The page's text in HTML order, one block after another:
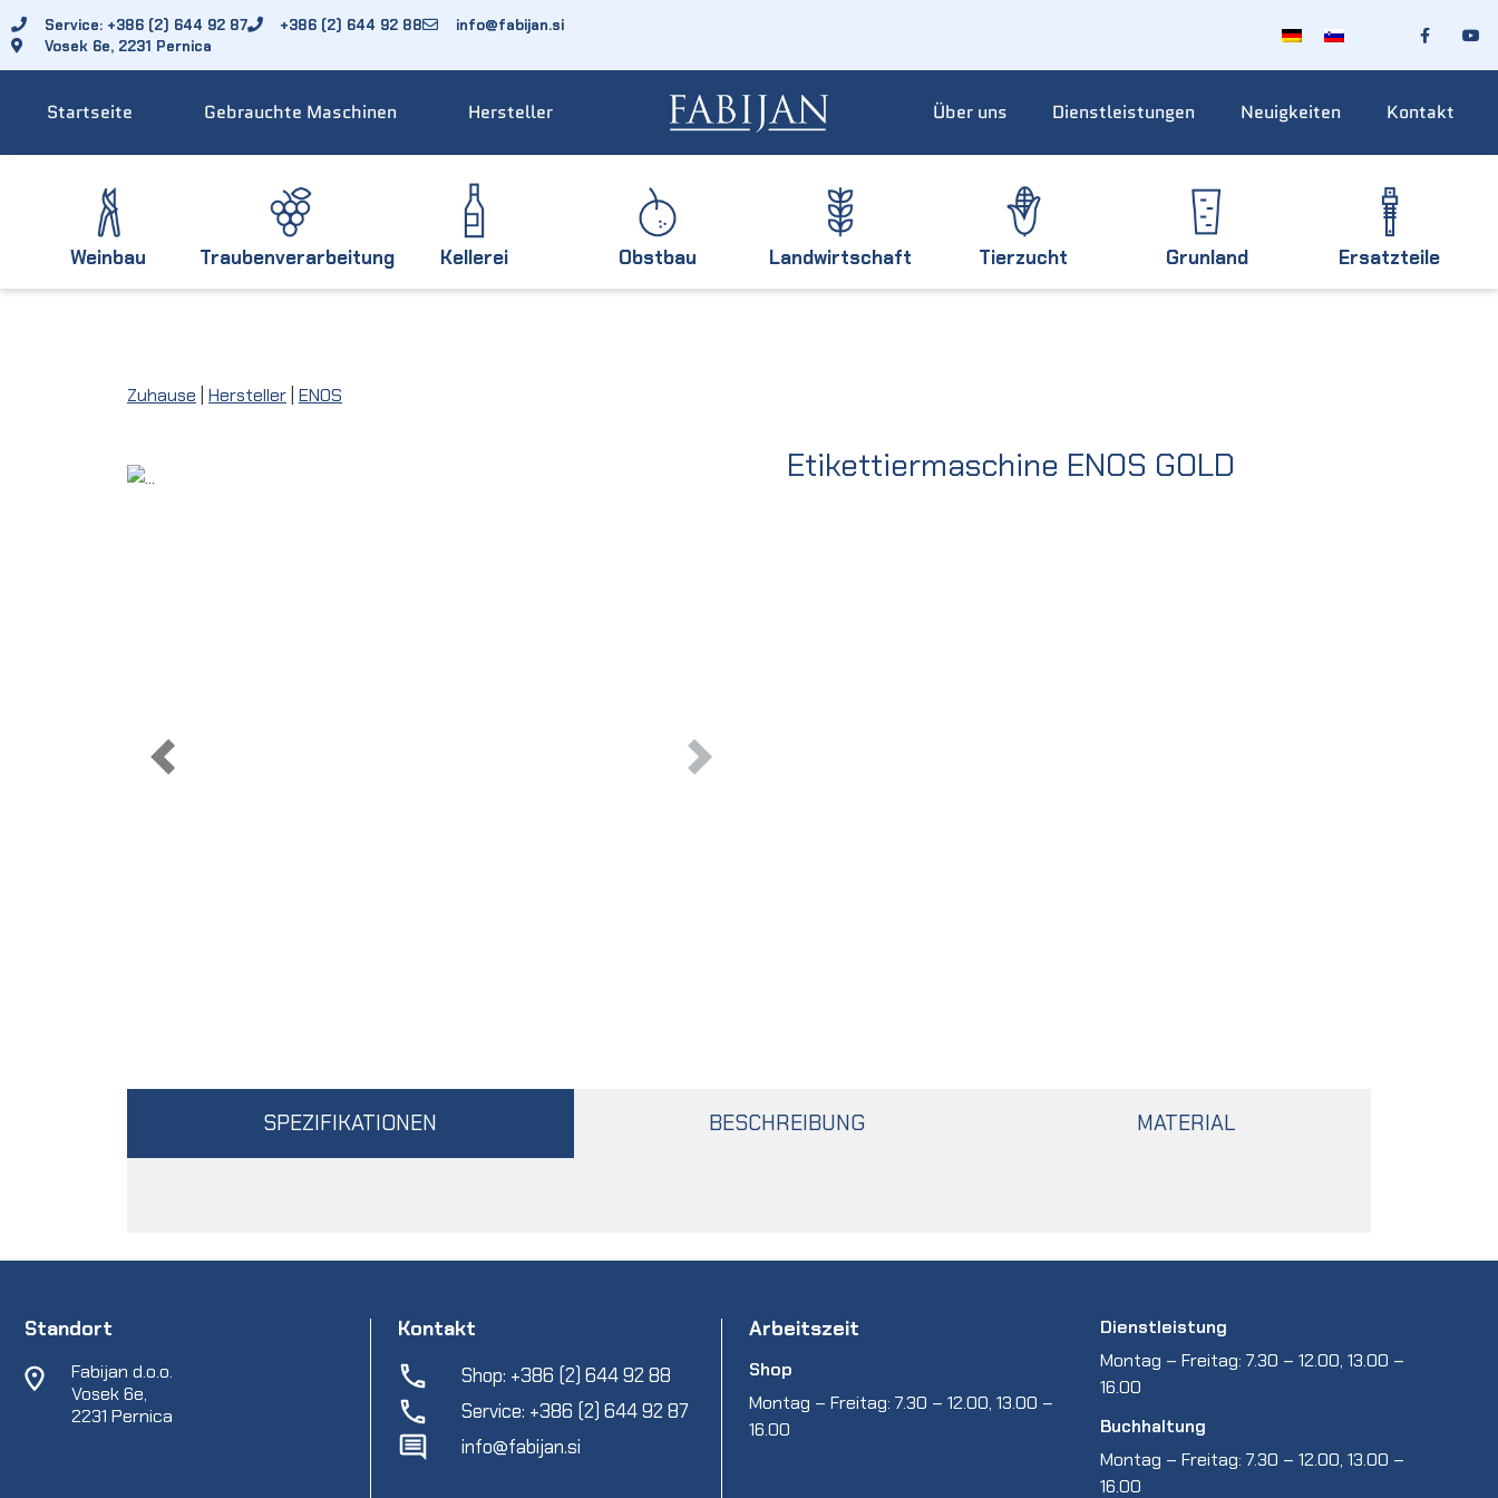
Service: +386 (2) 644 92 87 +386 (2) 644 92 88
info@fabijan.si
Vosek 6e, 2231 Pernica
Startseite Gebrauchte Maschinen Hersteller Über uns Dienstleistungen Neuigkeiten Kontakt
Weinbau Traubenverarbeitung Kellerei Obstbau Landwirtschaft Tierzucht Grunland Ersatzteile
Zuhause Hersteller ENOS
Etikettiermaschine ENOS GOLD
SPEZIFIKATIONEN BESCHREIBUNG MATERIAL
Standort
Fabijan d.o.o.
Vosek 6e,
2231 Pernica
Kontakt
Shop: +386 (2) 644 92 88
Service: +386 (2) 644 92 87
info@fabijan.si
Arbeitszeit
Shop
Montag – Freitag: 7.30 – 12.00, 13.00 –
16.00
Dienstleistung
Montag – Freitag: 7.30 – 12.00, 13.00 –
16.00
Buchhaltung
Montag – Freitag: 7.30 – 12.00, 13.00 –
16.00